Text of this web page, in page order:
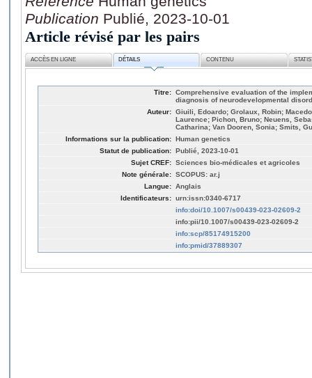
Publication Publié, 2023-10-01
Article révisé par les pairs
ACCÈS EN LIGNE DÉTAILS CONTENU
Titre: Comprehensive evaluation of the
diagnosis of neurodevelopmental
Auteur: Giuili, Edoardo; Grolaux, Robin;
Laurence; Pichon, Bruno; Neuens,
Catharina; Van Dooren, Sonia; Smits,
Informations sur la publication: Human genetics
Statut de publication: Publié, 2023-10-01
Sujet CREF: Sciences bio-médicales et agricoles
Note générale: SCOPUS: ar.j
Langue: Anglais
Identificateurs: urn:issn:0340-6717
info:doi/10.1007/s00439-023-02609-2
info:pii/10.1007/s00439-023-02609-2
info:scp/85174915200
info:pmid/37889307